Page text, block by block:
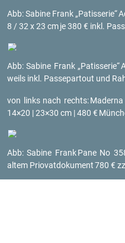
Abb: Sa­bi­ne Frank „Pa­tis­se­rie“
8 / 32 x 23 cmje 380 € inkl.
Abb: Sa­bi­ne Frank „Pa­tis­se­rie“
weils inkl. Pas­se­par­tout und
von links nach rechts:
14×20 | 23×30 cm | 480 €
Abb: Sa­bi­ne Frank Pane No
altem Prio­vat­do­ku­ment780 €